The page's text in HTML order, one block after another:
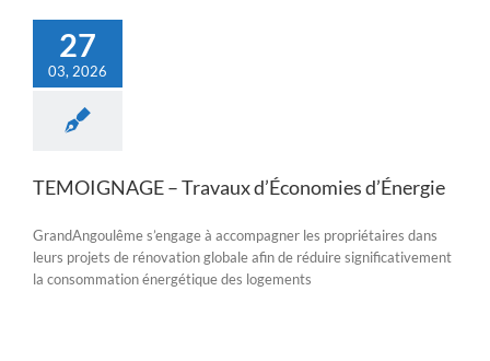
27
03, 2026
TEMOIGNAGE – Travaux d’Économies d’Énergie
GrandAngoulême s’engage à accompagner les propriétaires dans
leurs projets de rénovation globale afin de réduire significativement
la consommation énergétique des logements